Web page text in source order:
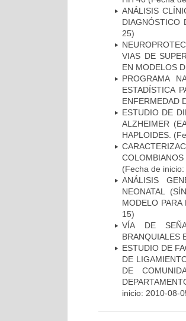
ANÁLISIS
DIAGNÓSTICO
25)
VIAS DE
EN MODELOS
PROGRAMA
ESTADÍSTICA
ENFERMEDAD
ESTUDIO DE
ALZHEIMER
HAPLOIDES.
(Fecha de
ANÁLISIS
NEONATAL
MODELO
15)
VÍA DE
BRANQUIALES
ESTUDIO DE
DE
DE
inicio: 2010-08-